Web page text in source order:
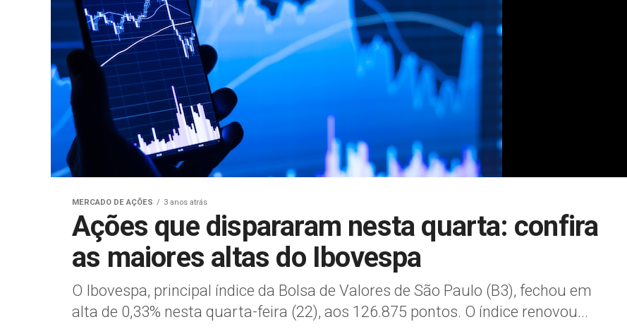
MERCADO DE AÇÕES 3 anos atrás
Ações que dispararam nesta quarta: confira
as maiores altas do Ibovespa
O Ibovespa, principal índice da Bolsa de Valores de São Paulo (B3), fechou em
alta de 0,33% nesta quarta-feira (22), aos 126.875 pontos. O índice renovou...